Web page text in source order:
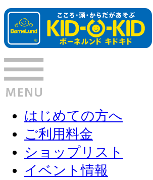
はじめての方へ
ご利用料金
ショップリスト
イベント情報